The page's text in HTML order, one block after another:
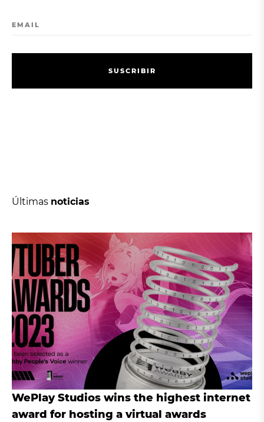
EMAIL
SU SCRI BI R
Últimas noticias
WePlay Studios wins the highest internet
award for hosting a virtual awards